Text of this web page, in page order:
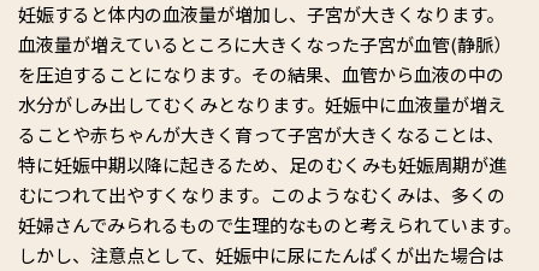
妊娠すると体内の血液量が増加し、子宮が大きくなります。
血液量が増えているところに大きくなった子宮が血管(静脈）
を圧迫することになります。その結果、血管から血液の中の
水分がしみ出してむくみとなります。妊娠中に血液量が増え
ることや赤ちゃんが大きく育って子宮が大きくなることは、
特に妊娠中期以降に起きるため、足のむくみも妊娠周期が進
むにつれて出やすくなります。このようなむくみは、多くの
妊婦さんでみられるもので生理的なものと考えられています。
しかし、注意点として、妊娠中に尿にたんぱくが出た場合は